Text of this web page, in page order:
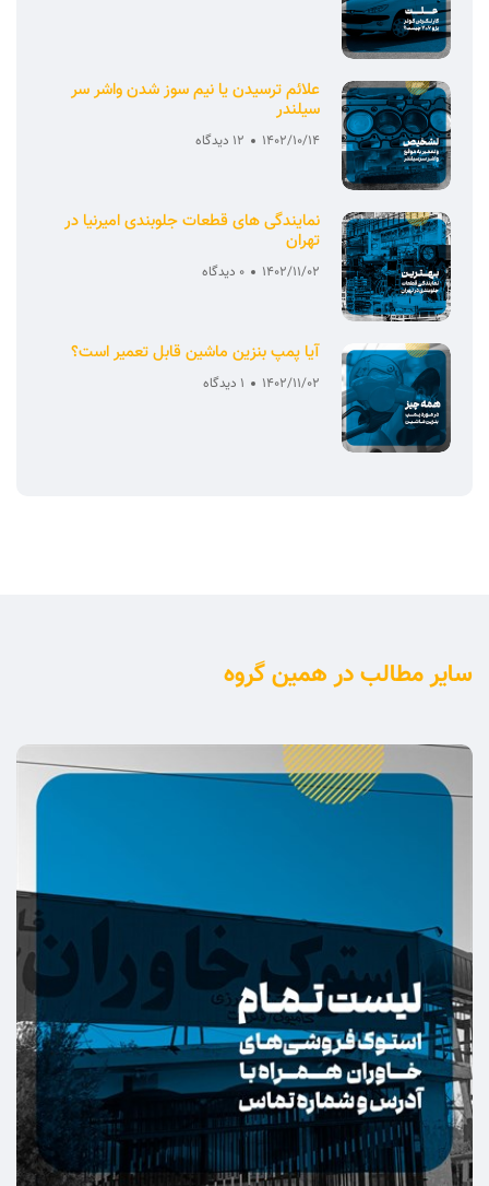
علائم ترسیدن یا نیم سوز شدن واشر سر
سیلندر
1402/10/14 12 دیدگاه
نمایندگی های قطعات جلوبندی امیرنیا در
تهران
1402/11/02 0 دیدگاه
آیا پمپ بنزین ماشین قابل تعمیر است؟
1402/11/02 1 دیدگاه
سایر مطالب در همین گروه